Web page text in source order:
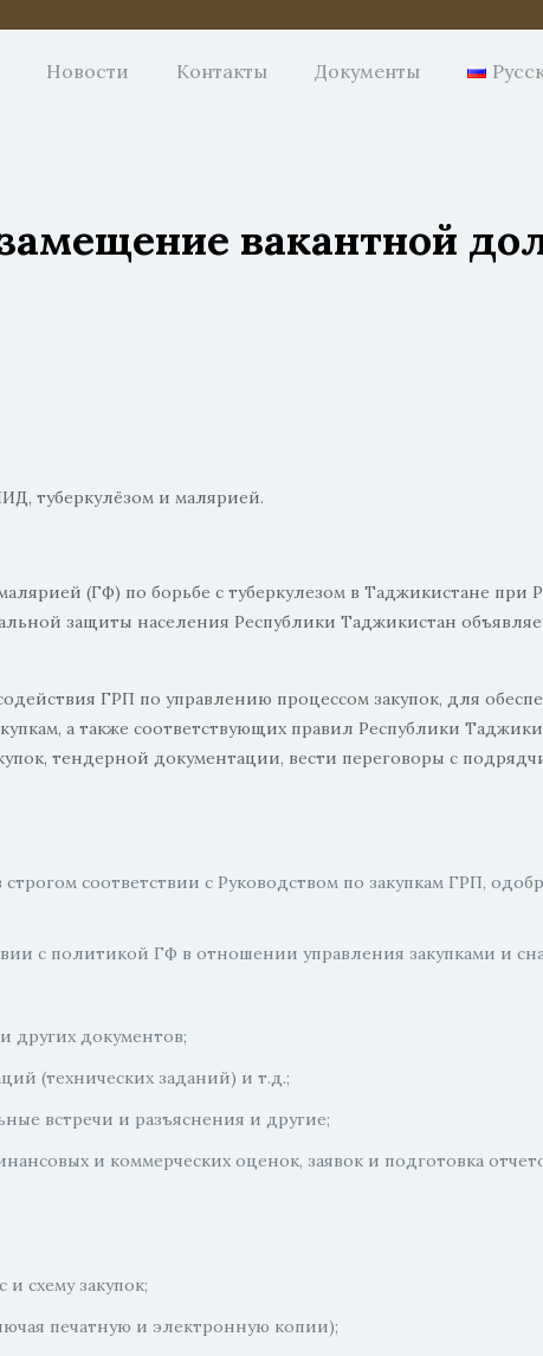
Новости Контакты Документы
вакантной
туберкулёзом и малярией.
(ГФ) по борьбе с туберкулезом в Таджикистане при
защиты населения Республики Таджикистан
ГРП по управлению процессом закупок, для
а также соответствующих правил Республики
тендерной документации, вести переговоры с
соответствии с Руководством по закупкам ГРП,
с политикой ГФ в отношении управления закупками и
других документов;
(технических заданий) и т.д.;
встречи и разъяснения и другие;
и коммерческих оценок, заявок и подготовка
схему закупок;
печатную и электронную копии);